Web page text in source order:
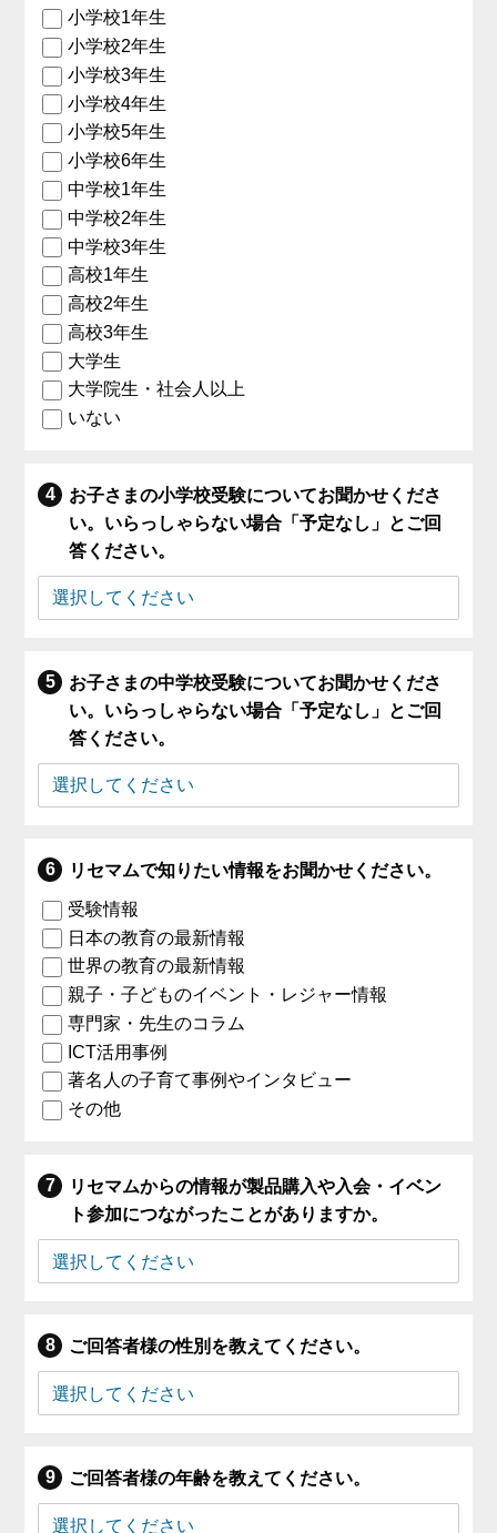
小学校1年生
小学校2年生
小学校3年生
小学校4年生
小学校5年生
小学校6年生
中学校1年生
中学校2年生
中学校3年生
高校1年生
高校2年生
高校3年生
大学生
大学院生・社会人以上
いない
お子さまの小学校受験についてお聞かせくださ
い。いらっしゃらない場合「予定なし」とご回
答ください。
お子さまの中学校受験についてお聞かせくださ
い。いらっしゃらない場合「予定なし」とご回
答ください。
リセマムで知りたい情報をお聞かせください。
受験情報
日本の教育の最新情報
世界の教育の最新情報
親子・子どものイベント・レジャー情報
専門家・先生のコラム
ICT活用事例
著名人の子育て事例やインタビュー
その他
リセマムからの情報が製品購入や入会・イベン
ト参加につながったことがありますか。
ご回答者様の性別を教えてください。
ご回答者様の年齢を教えてください。